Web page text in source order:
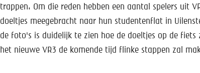
trappen. Om die reden hebben een aantal spelers uit
doeltjes meegebracht naar hun studentenflat in
de foto's is duidelijk te zien hoe de doeltjes op de
het nieuwe VR3 de komende tijd flinke stappen zal